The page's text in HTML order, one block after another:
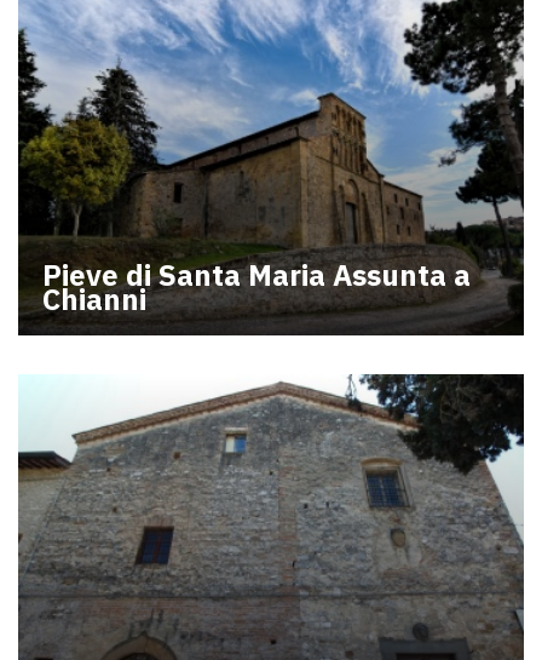
Pieve di Santa Maria Assunta a
Chianni